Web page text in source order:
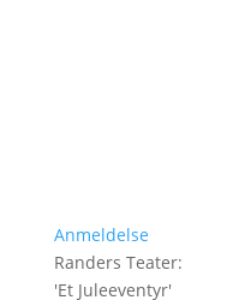
Anmeldelse
Randers Teater:
'Et Juleeventyr'